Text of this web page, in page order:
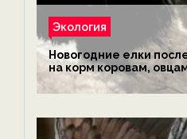
Экология
Новогодние елки
на корм коровам,
обезьянам, львам и
экологии на ECOportal